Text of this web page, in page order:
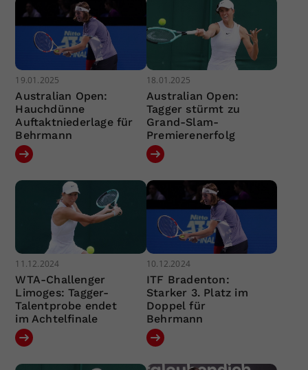
19.01.2025
Australian Open:
Hauchdünne
Auftaktniederlage für
Behrmann
18.01.2025
Australian Open:
Tagger stürmt zu
Grand-Slam-
Premierenerfolg
11.12.2024
WTA-Challenger
Limoges: Tagger-
Talentprobe endet
im Achtelfinale
10.12.2024
ITF Bradenton:
Starker 3. Platz im
Doppel für
Behrmann